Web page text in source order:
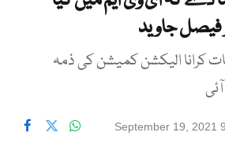
فیصل جاوید
کرانا الیکشن کمیشن کی ذمہ
September 19, 2021